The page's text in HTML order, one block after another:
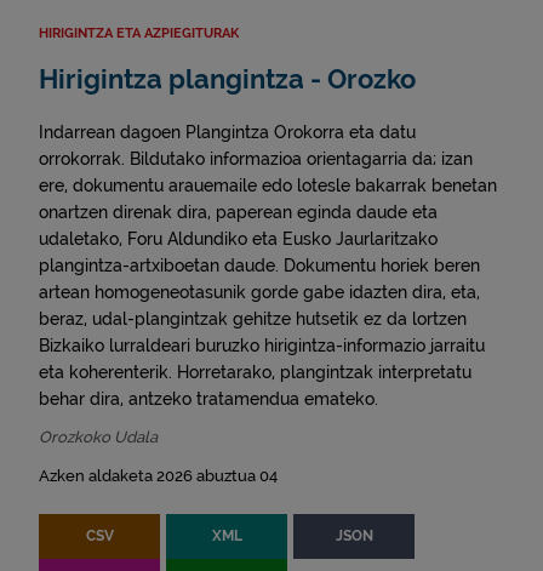
HIRIGINTZA ETA AZPIEGITURAK
Hirigintza plangintza - Orozko
Indarrean dagoen Plangintza Orokorra eta datu
orrokorrak. Bildutako informazioa orientagarria da; izan
ere, dokumentu arauemaile edo lotesle bakarrak benetan
onartzen direnak dira, paperean eginda daude eta
udaletako, Foru Aldundiko eta Eusko Jaurlaritzako
plangintza-artxiboetan daude. Dokumentu horiek beren
artean homogeneotasunik gorde gabe idazten dira, eta,
beraz, udal-plangintzak gehitze hutsetik ez da lortzen
Bizkaiko lurraldeari buruzko hirigintza-informazio jarraitu
eta koherenterik. Horretarako, plangintzak interpretatu
behar dira, antzeko tratamendua emateko.
Orozkoko Udala
Azken aldaketa 2026 abuztua 04
CSV XML JSON